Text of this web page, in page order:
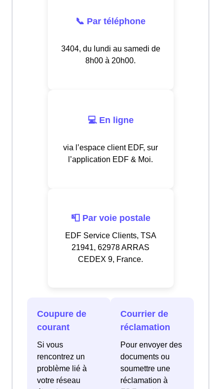
📞 Par téléphone
3404, du lundi au samedi de
8h00 à 20h00.
💻 En ligne
via l’espace client EDF, sur
l’application EDF & Moi.
📮 Par voie postale
EDF Service Clients, TSA
21941, 62978 ARRAS
CEDEX 9, France.
Coupure de
courant
Si vous
rencontrez un
problème lié à
votre réseau
Courrier de
réclamation
Pour envoyer des
documents ou
soumettre une
réclamation à